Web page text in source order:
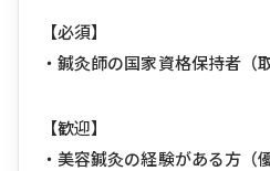
【必須】
・鍼灸師の国家資格保持者（
【歓迎】
・美容鍼灸の経験がある方（優